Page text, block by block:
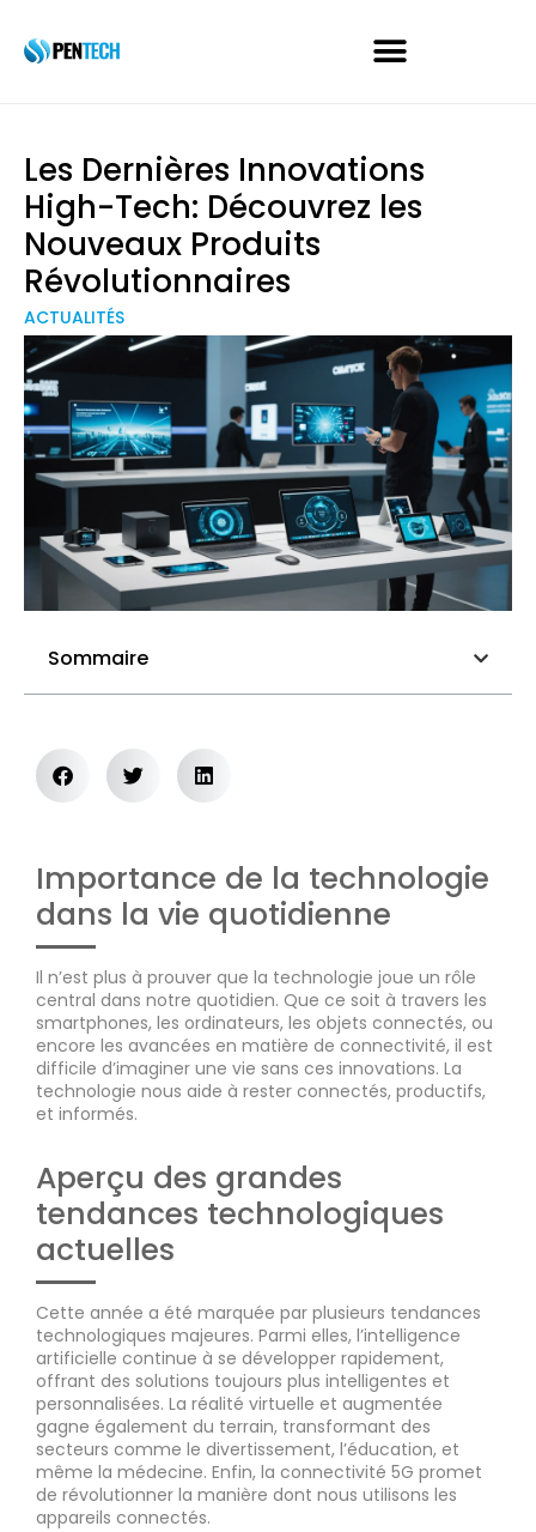
Les Dernières Innovations
High-Tech: Découvrez les
Nouveaux Produits
Révolutionnaires
ACTUALITÉS
Sommaire
Importance de la technologie
dans la vie quotidienne
Il n’est plus à prouver que la technologie joue un rôle
central dans notre quotidien. Que ce soit à travers les
smartphones, les ordinateurs, les objets connectés, ou
encore les avancées en matière de connectivité, il est
difficile d’imaginer une vie sans ces innovations. La
technologie nous aide à rester connectés, productifs,
et informés.
Aperçu des grandes
tendances technologiques
actuelles
Cette année a été marquée par plusieurs tendances
technologiques majeures. Parmi elles, l’intelligence
artificielle continue à se développer rapidement,
offrant des solutions toujours plus intelligentes et
personnalisées. La réalité virtuelle et augmentée
gagne également du terrain, transformant des
secteurs comme le divertissement, l’éducation, et
même la médecine. Enfin, la connectivité 5G promet
de révolutionner la manière dont nous utilisons les
appareils connectés.